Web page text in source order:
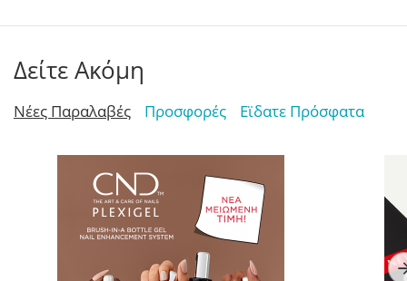
Δείτε Ακόμη
Νέες Παραλαβές Προσφορές Εϊδατε Πρόσφατα